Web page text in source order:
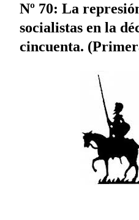
Nº 70: La
socialistas en la
cincuenta.